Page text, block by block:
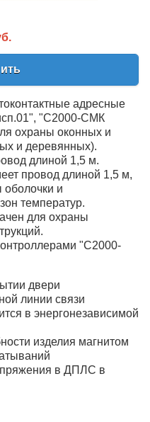
адресные
"С2000-СМК
охраны оконных и
и деревянных).
длиной 1,5 м.
провод длиной 1,5 м,
и
температур.
для охраны
"С2000-
двери
линии связи
в энергонезависимой
изделия магнитом
в ДПЛС в